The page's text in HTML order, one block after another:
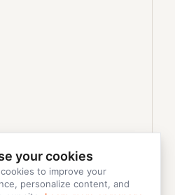
your cookies
to improve your
personalize content, and